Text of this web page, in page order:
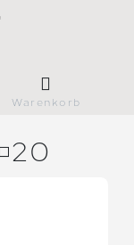
Warenkorb